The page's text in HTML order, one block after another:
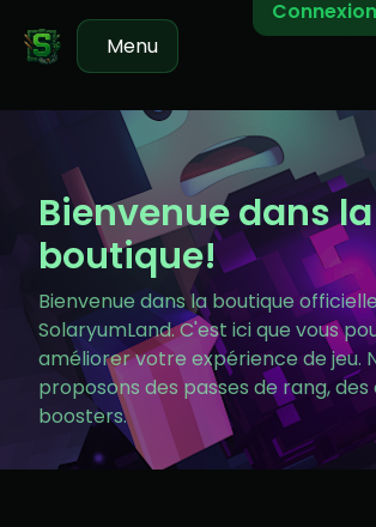
Connexion
Menu
Bienvenue dans la
boutique!
Bienvenue dans la boutique
SolaryumLand. C'est ici que vous
améliorer votre expérience de jeu.
proposons des passes de rang,
boosters.